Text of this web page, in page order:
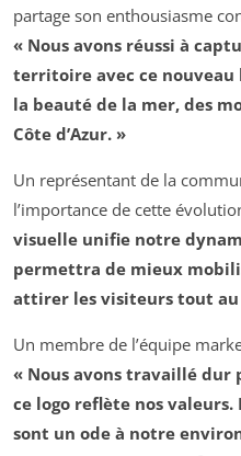
partage son enthousiasme
« Nous avons réussi à
territoire avec ce
la beauté de la mer, des
Côte d’Azur. »
Un représentant de la
l’importance de cette
visuelle unifie notre
permettra de mieux
attirer les visiteurs tout au
Un membre de l’équipe
« Nous avons travaillé dur
ce logo reflète nos
sont un ode à notre